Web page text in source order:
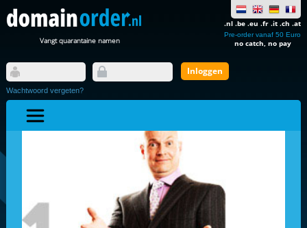
Vangt quarantaine namen
.nl .be .eu .fr .it .ch .at
Pre-order vanaf 50 Euro
no catch, no pay
Wachtwoord vergeten?